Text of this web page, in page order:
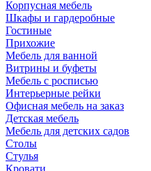
Корпусная мебель
Шкафы и гардеробные
Гостиные
Прихожие
Мебель для ванной
Витрины и буфеты
Мебель с росписью
Интерьерные рейки
Офисная мебель на заказ
Детская мебель
Мебель для детских садов
Столы
Стулья
Кровати